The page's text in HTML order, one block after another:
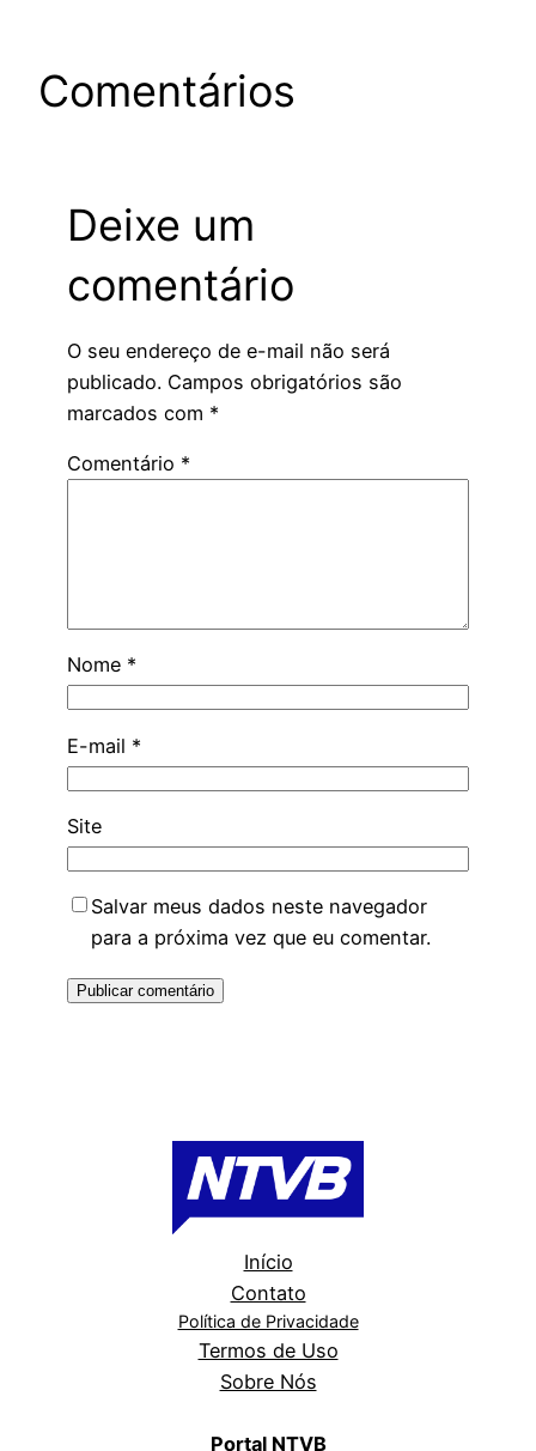
Comentários
Deixe um
comentário
O seu endereço de e-mail não será
publicado. Campos obrigatórios são
marcados com *
Comentário *
Nome *
E-mail *
Site
Salvar meus dados neste navegador
para a próxima vez que eu comentar.
Início
Contato
Política de Privacidade
Termos de Uso
Sobre Nós
Portal NTVB